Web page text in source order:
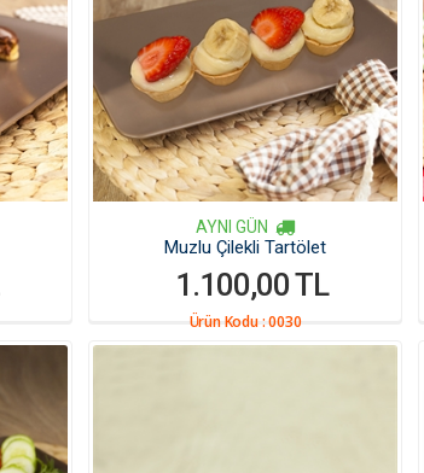
AYNI GÜN
Muzlu Çilekli Tartölet
1.100,00 TL
Ürün Kodu :0030